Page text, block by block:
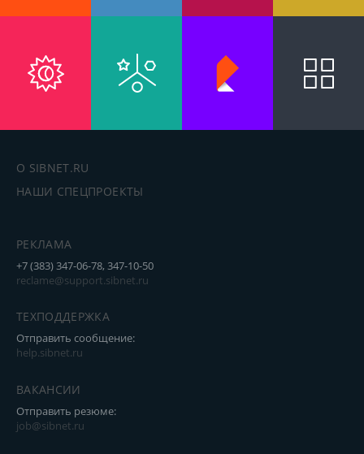
О SIBNET.RU
НАШИ СПЕЦПРОЕКТЫ
РЕКЛАМА
+7 (383) 347-06-78, 347-10-50
reclame@support.sibnet.ru
ТЕХПОДДЕРЖКА
Отправить сообщение:
help.sibnet.ru
ВАКАНСИИ
Отправить резюме:
job@sibnet.ru